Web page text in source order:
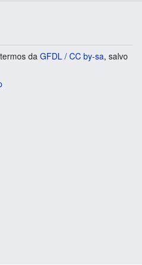
da GFDL / CC by-sa, salvo